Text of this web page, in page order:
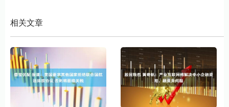
相关文章